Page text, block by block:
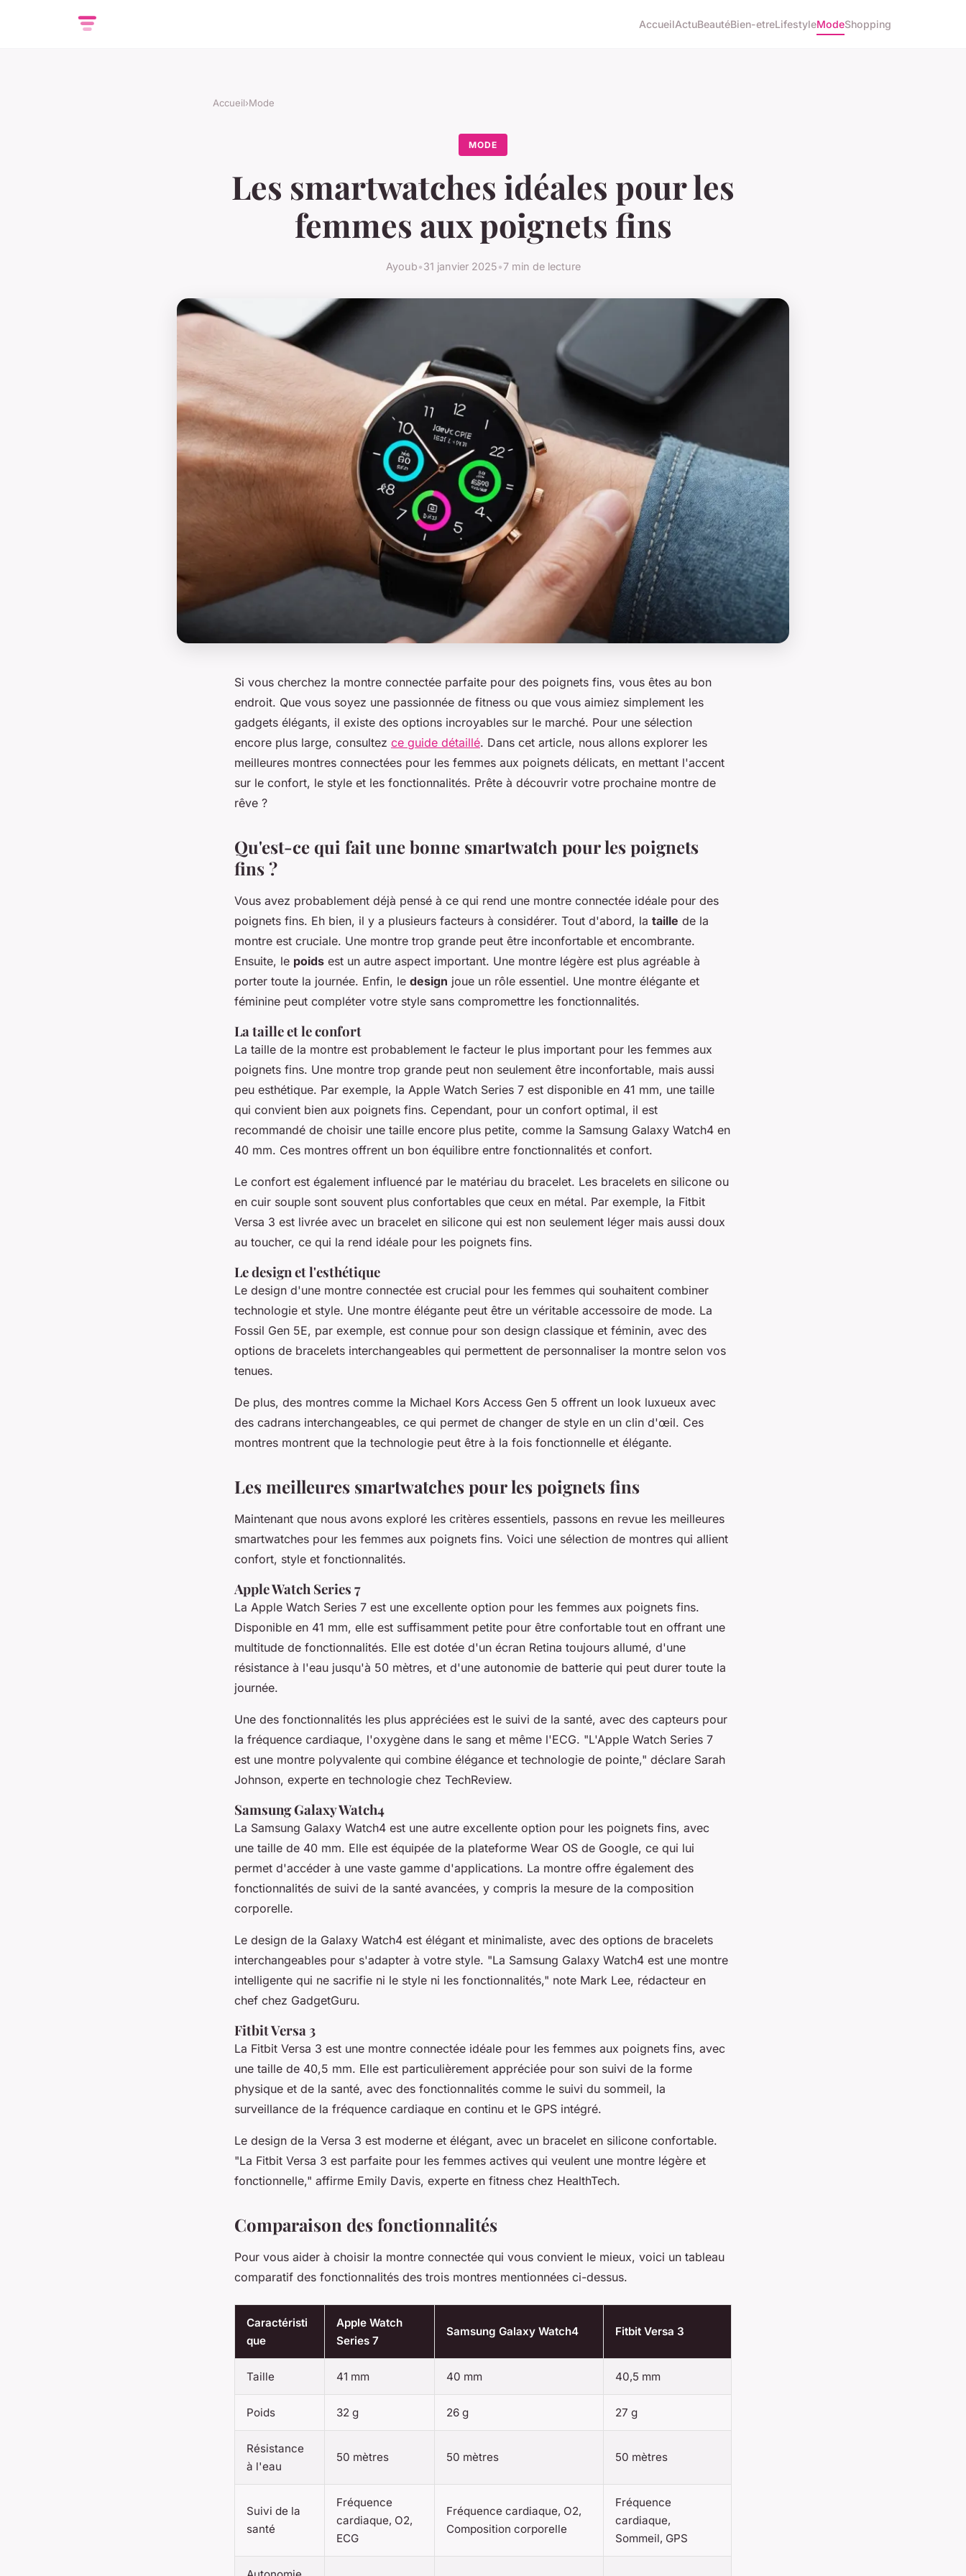
AccueilActuBeautéBien-etreLifestyleModeShopping
Accueil›Mode
MODE
Les smartwatches idéales pour les
femmes aux poignets fins
Ayoub•31 janvier 2025•7 min de lecture
Si vous cherchez la montre connectée parfaite pour des poignets fins, vous êtes au bon
endroit. Que vous soyez une passionnée de fitness ou que vous aimiez simplement les
gadgets élégants, il existe des options incroyables sur le marché. Pour une sélection
encore plus large, consultez ce guide détaillé. Dans cet article, nous allons explorer les
meilleures montres connectées pour les femmes aux poignets délicats, en mettant l'accent
sur le confort, le style et les fonctionnalités. Prête à découvrir votre prochaine montre de
rêve ?
Qu'est-ce qui fait une bonne smartwatch pour les poignets
fins ?
Vous avez probablement déjà pensé à ce qui rend une montre connectée idéale pour des
poignets fins. Eh bien, il y a plusieurs facteurs à considérer. Tout d'abord, la taille de la
montre est cruciale. Une montre trop grande peut être inconfortable et encombrante.
Ensuite, le poids est un autre aspect important. Une montre légère est plus agréable à
porter toute la journée. Enfin, le design joue un rôle essentiel. Une montre élégante et
féminine peut compléter votre style sans compromettre les fonctionnalités.
La taille et le confort
La taille de la montre est probablement le facteur le plus important pour les femmes aux
poignets fins. Une montre trop grande peut non seulement être inconfortable, mais aussi
peu esthétique. Par exemple, la Apple Watch Series 7 est disponible en 41 mm, une taille
qui convient bien aux poignets fins. Cependant, pour un confort optimal, il est
recommandé de choisir une taille encore plus petite, comme la Samsung Galaxy Watch4 en
40 mm. Ces montres offrent un bon équilibre entre fonctionnalités et confort.
Le confort est également influencé par le matériau du bracelet. Les bracelets en silicone ou
en cuir souple sont souvent plus confortables que ceux en métal. Par exemple, la Fitbit
Versa 3 est livrée avec un bracelet en silicone qui est non seulement léger mais aussi doux
au toucher, ce qui la rend idéale pour les poignets fins.
Le design et l'esthétique
Le design d'une montre connectée est crucial pour les femmes qui souhaitent combiner
technologie et style. Une montre élégante peut être un véritable accessoire de mode. La
Fossil Gen 5E, par exemple, est connue pour son design classique et féminin, avec des
options de bracelets interchangeables qui permettent de personnaliser la montre selon vos
tenues.
De plus, des montres comme la Michael Kors Access Gen 5 offrent un look luxueux avec
des cadrans interchangeables, ce qui permet de changer de style en un clin d'œil. Ces
montres montrent que la technologie peut être à la fois fonctionnelle et élégante.
Les meilleures smartwatches pour les poignets fins
Maintenant que nous avons exploré les critères essentiels, passons en revue les meilleures
smartwatches pour les femmes aux poignets fins. Voici une sélection de montres qui allient
confort, style et fonctionnalités.
Apple Watch Series 7
La Apple Watch Series 7 est une excellente option pour les femmes aux poignets fins.
Disponible en 41 mm, elle est suffisamment petite pour être confortable tout en offrant une
multitude de fonctionnalités. Elle est dotée d'un écran Retina toujours allumé, d'une
résistance à l'eau jusqu'à 50 mètres, et d'une autonomie de batterie qui peut durer toute la
journée.
Une des fonctionnalités les plus appréciées est le suivi de la santé, avec des capteurs pour
la fréquence cardiaque, l'oxygène dans le sang et même l'ECG. "L'Apple Watch Series 7
est une montre polyvalente qui combine élégance et technologie de pointe," déclare Sarah
Johnson, experte en technologie chez TechReview.
Samsung Galaxy Watch4
La Samsung Galaxy Watch4 est une autre excellente option pour les poignets fins, avec
une taille de 40 mm. Elle est équipée de la plateforme Wear OS de Google, ce qui lui
permet d'accéder à une vaste gamme d'applications. La montre offre également des
fonctionnalités de suivi de la santé avancées, y compris la mesure de la composition
corporelle.
Le design de la Galaxy Watch4 est élégant et minimaliste, avec des options de bracelets
interchangeables pour s'adapter à votre style. "La Samsung Galaxy Watch4 est une montre
intelligente qui ne sacrifie ni le style ni les fonctionnalités," note Mark Lee, rédacteur en
chef chez GadgetGuru.
Fitbit Versa 3
La Fitbit Versa 3 est une montre connectée idéale pour les femmes aux poignets fins, avec
une taille de 40,5 mm. Elle est particulièrement appréciée pour son suivi de la forme
physique et de la santé, avec des fonctionnalités comme le suivi du sommeil, la
surveillance de la fréquence cardiaque en continu et le GPS intégré.
Le design de la Versa 3 est moderne et élégant, avec un bracelet en silicone confortable.
"La Fitbit Versa 3 est parfaite pour les femmes actives qui veulent une montre légère et
fonctionnelle," affirme Emily Davis, experte en fitness chez HealthTech.
Comparaison des fonctionnalités
Pour vous aider à choisir la montre connectée qui vous convient le mieux, voici un tableau
comparatif des fonctionnalités des trois montres mentionnées ci-dessus.
Caractéristi
que
Apple Watch
Series 7
Samsung Galaxy Watch4 Fitbit Versa 3
Taille 41 mm 40 mm 40,5 mm
Poids 32 g 26 g 27 g
Résistance
à l'eau
50 mètres 50 mètres 50 mètres
Suivi de la
santé
Fréquence
cardiaque, O2,
ECG
Fréquence cardiaque, O2,
Composition corporelle
Fréquence
cardiaque,
Sommeil, GPS